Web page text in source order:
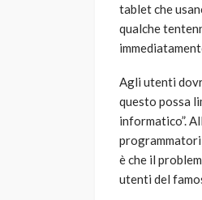
tablet che
qualche
Agli utenti
questo possa
informatico”.
è che il
utenti del